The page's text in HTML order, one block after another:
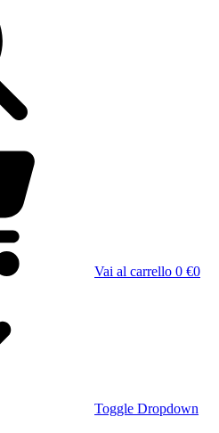
Vai al carrello 0 €0
Toggle Dropdown